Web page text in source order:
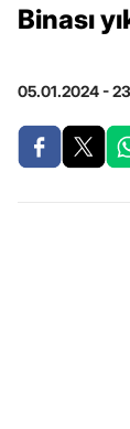
Binası
05.01.2024 -